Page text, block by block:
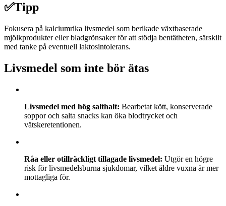
✅Tipp
Fokusera på kalciumrika livsmedel som berikade växtbaserade
mjölkprodukter eller bladgrönsaker för att stödja bentätheten, särskilt
med tanke på eventuell laktosintolerans.
Livsmedel som inte bör ätas
Livsmedel med hög salthalt: Bearbetat kött, konserverade
soppor och salta snacks kan öka blodtrycket och
vätskeretentionen.
Råa eller otillräckligt tillagade livsmedel: Utgör en högre
risk för livsmedelsburna sjukdomar, vilket äldre vuxna är mer
mottagliga för.